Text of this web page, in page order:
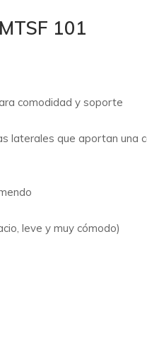
101
comodidad y soporte
laterales que aportan una
leve y muy cómodo)